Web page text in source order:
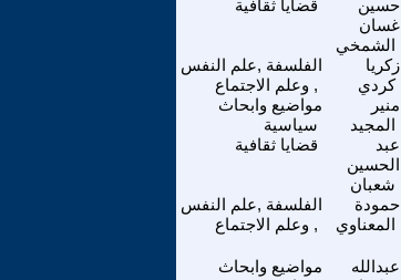
قضايا ثقافية
حسين
غسان
الشمخي
الفلسفة ,علم النفس
, وعلم الاجتماع
زكريا
كردي
مواضيع وابحاث
سياسية
منير
المجيد
قضايا ثقافية
عبد
الحسين
شعبان
الفلسفة ,علم النفس
, وعلم الاجتماع
حمودة
المعناوي
مواضيع وابحاث
عبدالله